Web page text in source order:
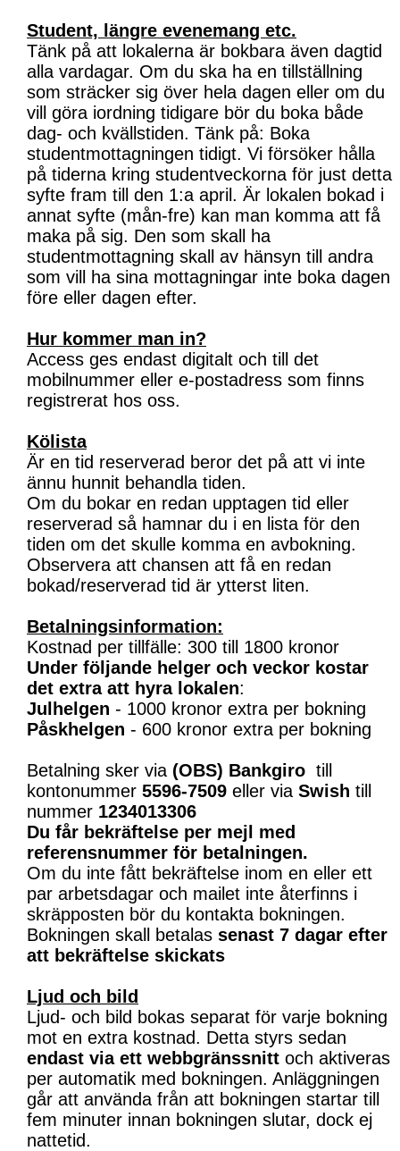
Student, längre evenemang etc.
Tänk på att lokalerna är bokbara även dagtid
alla vardagar. Om du ska ha en tillställning
som sträcker sig över hela dagen eller om du
vill göra iordning tidigare bör du boka både
dag- och kvällstiden. Tänk på: Boka
studentmottagningen tidigt. Vi försöker hålla
på tiderna kring studentveckorna för just detta
syfte fram till den 1:a april. Är lokalen bokad i
annat syfte (mån-fre) kan man komma att få
maka på sig. Den som skall ha
studentmottagning skall av hänsyn till andra
som vill ha sina mottagningar inte boka dagen
före eller dagen efter.
Hur kommer man in?
Access ges endast digitalt och till det
mobilnummer eller e-postadress som finns
registrerat hos oss.
Kölista
Är en tid reserverad beror det på att vi inte
ännu hunnit behandla tiden.
Om du bokar en redan upptagen tid eller
reserverad så hamnar du i en lista för den
tiden om det skulle komma en avbokning.
Observera att chansen att få en redan
bokad/reserverad tid är ytterst liten.
Betalningsinformation:
Kostnad per tillfälle: 300 till 1800 kronor
Under följande helger och veckor kostar
det extra att hyra lokalen:
Julhelgen - 1000 kronor extra per bokning
Påskhelgen - 600 kronor extra per bokning
Betalning sker via (OBS) Bankgiro till
kontonummer 5596-7509 eller via Swish till
nummer 1234013306
Du får bekräftelse per mejl med
referensnummer för betalningen.
Om du inte fått bekräftelse inom en eller ett
par arbetsdagar och mailet inte återfinns i
skräpposten bör du kontakta bokningen.
Bokningen skall betalas senast 7 dagar efter
att bekräftelse skickats
Ljud och bild
Ljud- och bild bokas separat för varje bokning
mot en extra kostnad. Detta styrs sedan
endast via ett webbgränssnitt och aktiveras
per automatik med bokningen. Anläggningen
går att använda från att bokningen startar till
fem minuter innan bokningen slutar, dock ej
nattetid.